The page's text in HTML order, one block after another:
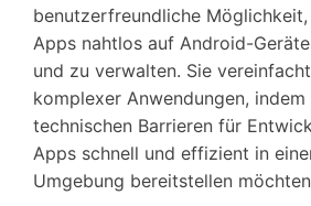
benutzerfreundliche
Apps nahtlos auf Android-
und zu verwalten. Sie
komplexer Anwendungen, indem
technischen Barrieren für
Apps schnell und effizient in
Umgebung bereitstellen